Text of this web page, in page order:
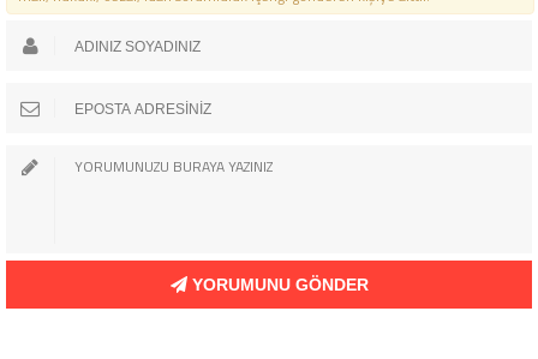
YORUMUNU GÖNDER